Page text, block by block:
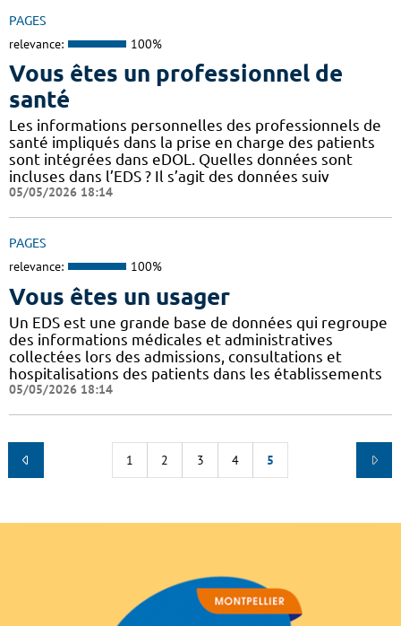
PAGES
relevance: 100%
Vous êtes un professionnel de
santé
Les informations personnelles des professionnels de
santé impliqués dans la prise en charge des patients
sont intégrées dans eDOL. Quelles données sont
incluses dans l’EDS ? Il s’agit des données suiv
05/05/2026 18:14
PAGES
relevance: 100%
Vous êtes un usager
Un EDS est une grande base de données qui regroupe
des informations médicales et administratives
collectées lors des admissions, consultations et
hospitalisations des patients dans les établissements
05/05/2026 18:14
1 2 3 4 5